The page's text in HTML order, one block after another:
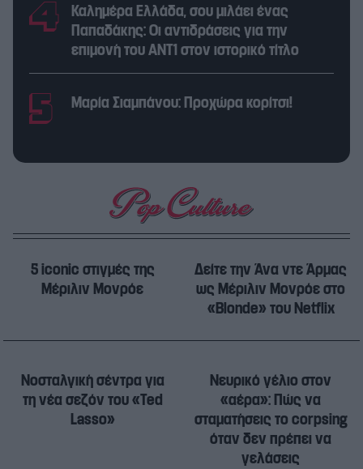
Καλημέρα Ελλάδα, σου μιλάει ένας
Παπαδάκης: Οι αντιδράσεις για την
επιμονή του ΑΝΤ1 στον ιστορικό τίτλο
Μαρία Σιαμπάνου: Προχώρα κορίτσι!
5 iconic στιγμές της
Μέριλιν Μονρόε
Δείτε την Άνα ντε Άρμας
ως Μέριλιν Μονρόε στο
«Blonde» του Netflix
Νοσταλγική σέντρα για
τη νέα σεζόν του «Ted
Lasso»
Νευρικό γέλιο στον
«αέρα»: Πώς να
σταματήσεις το corpsing
όταν δεν πρέπει να
γελάσεις